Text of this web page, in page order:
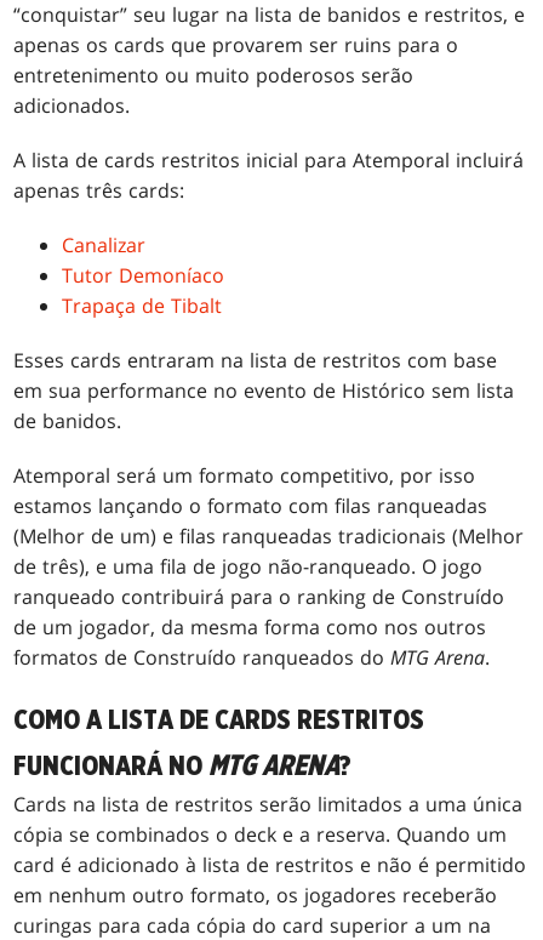
“conquistar” seu lugar na lista de banidos e restritos, e
apenas os cards que provarem ser ruins para o
entretenimento ou muito poderosos serão
adicionados.
A lista de cards restritos inicial para Atemporal incluirá
apenas três cards:
Canalizar
Tutor Demoníaco
Trapaça de Tibalt
Esses cards entraram na lista de restritos com base
em sua performance no evento de Histórico sem lista
de banidos.
Atemporal será um formato competitivo, por isso
estamos lançando o formato com filas ranqueadas
(Melhor de um) e filas ranqueadas tradicionais (Melhor
de três), e uma fila de jogo não-ranqueado. O jogo
ranqueado contribuirá para o ranking de Construído
de um jogador, da mesma forma como nos outros
formatos de Construído ranqueados doMTGArena.
COMO A LISTA DE CARDS RESTRITOS
FUNCIONARÁ NO MTGARENA?
Cards na lista de restritos serão limitados a uma única
cópia se combinados o deck e a reserva. Quando um
card é adicionado à lista de restritos e não é permitido
em nenhum outro formato, os jogadores receberão
curingas para cada cópia do card superior a um na